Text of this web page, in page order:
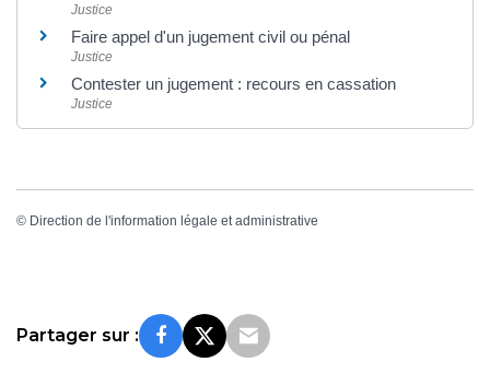
Justice
Faire appel d'un jugement civil ou pénal
Justice
Contester un jugement : recours en cassation
Justice
© Direction de l'information légale et administrative
Partager sur :